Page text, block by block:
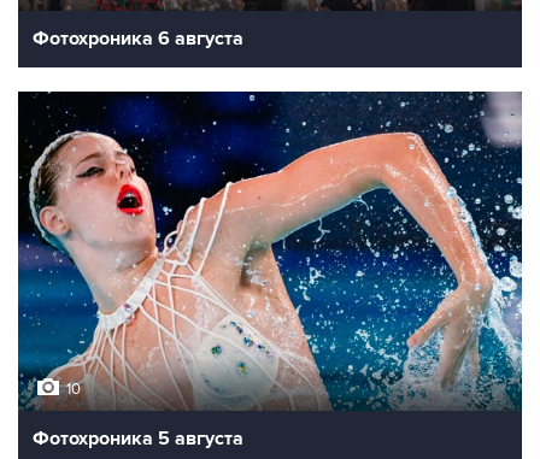
Фотохроника 6 августа
10
Фотохроника 5 августа